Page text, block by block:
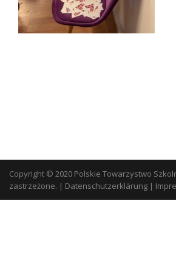
Copyright © 2020 Polskie Towarzystwo
zastrzeżone. | Datenschutzerklärung |